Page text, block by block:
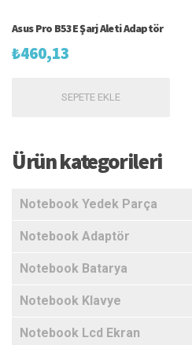
Asus Pro B53E Şarj Aleti Adaptör
₺460,13
SEPETE EKLE
Ürün kategorileri
Notebook Yedek Parça
Notebook Adaptör
Notebook Batarya
Notebook Klavye
Notebook Lcd Ekran